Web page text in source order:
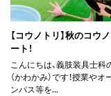
【コウノトリ】秋のコウ
ート！
こんにちは、義肢装具士科
（かわかみ）です！授業や
ンパス等を...